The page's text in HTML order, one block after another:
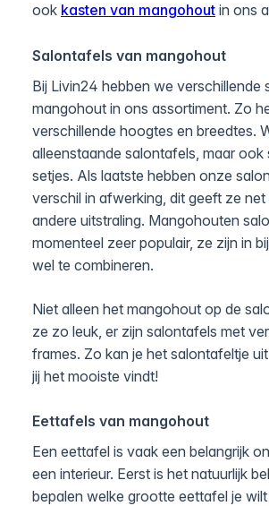
ook kasten van mangohout in ons
Salontafels van mangohout
Bij Livin24 hebben we verschillende
mangohout in ons assortiment. Zo
verschillende hoogtes en breedtes.
alleenstaande salontafels, maar ook
setjes. Als laatste hebben onze
verschil in afwerking, dit geeft ze net
andere uitstraling. Mangohouten
momenteel zeer populair, ze zijn in
wel te combineren.
Niet alleen het mangohout op de
ze zo leuk, er zijn salontafels met
frames. Zo kan je het salontafeltje
jij het mooiste vindt!
Eettafels van mangohout
Een eettafel is vaak een belangrijk
een interieur. Eerst is het natuurlijk
bepalen welke grootte eettafel je wilt